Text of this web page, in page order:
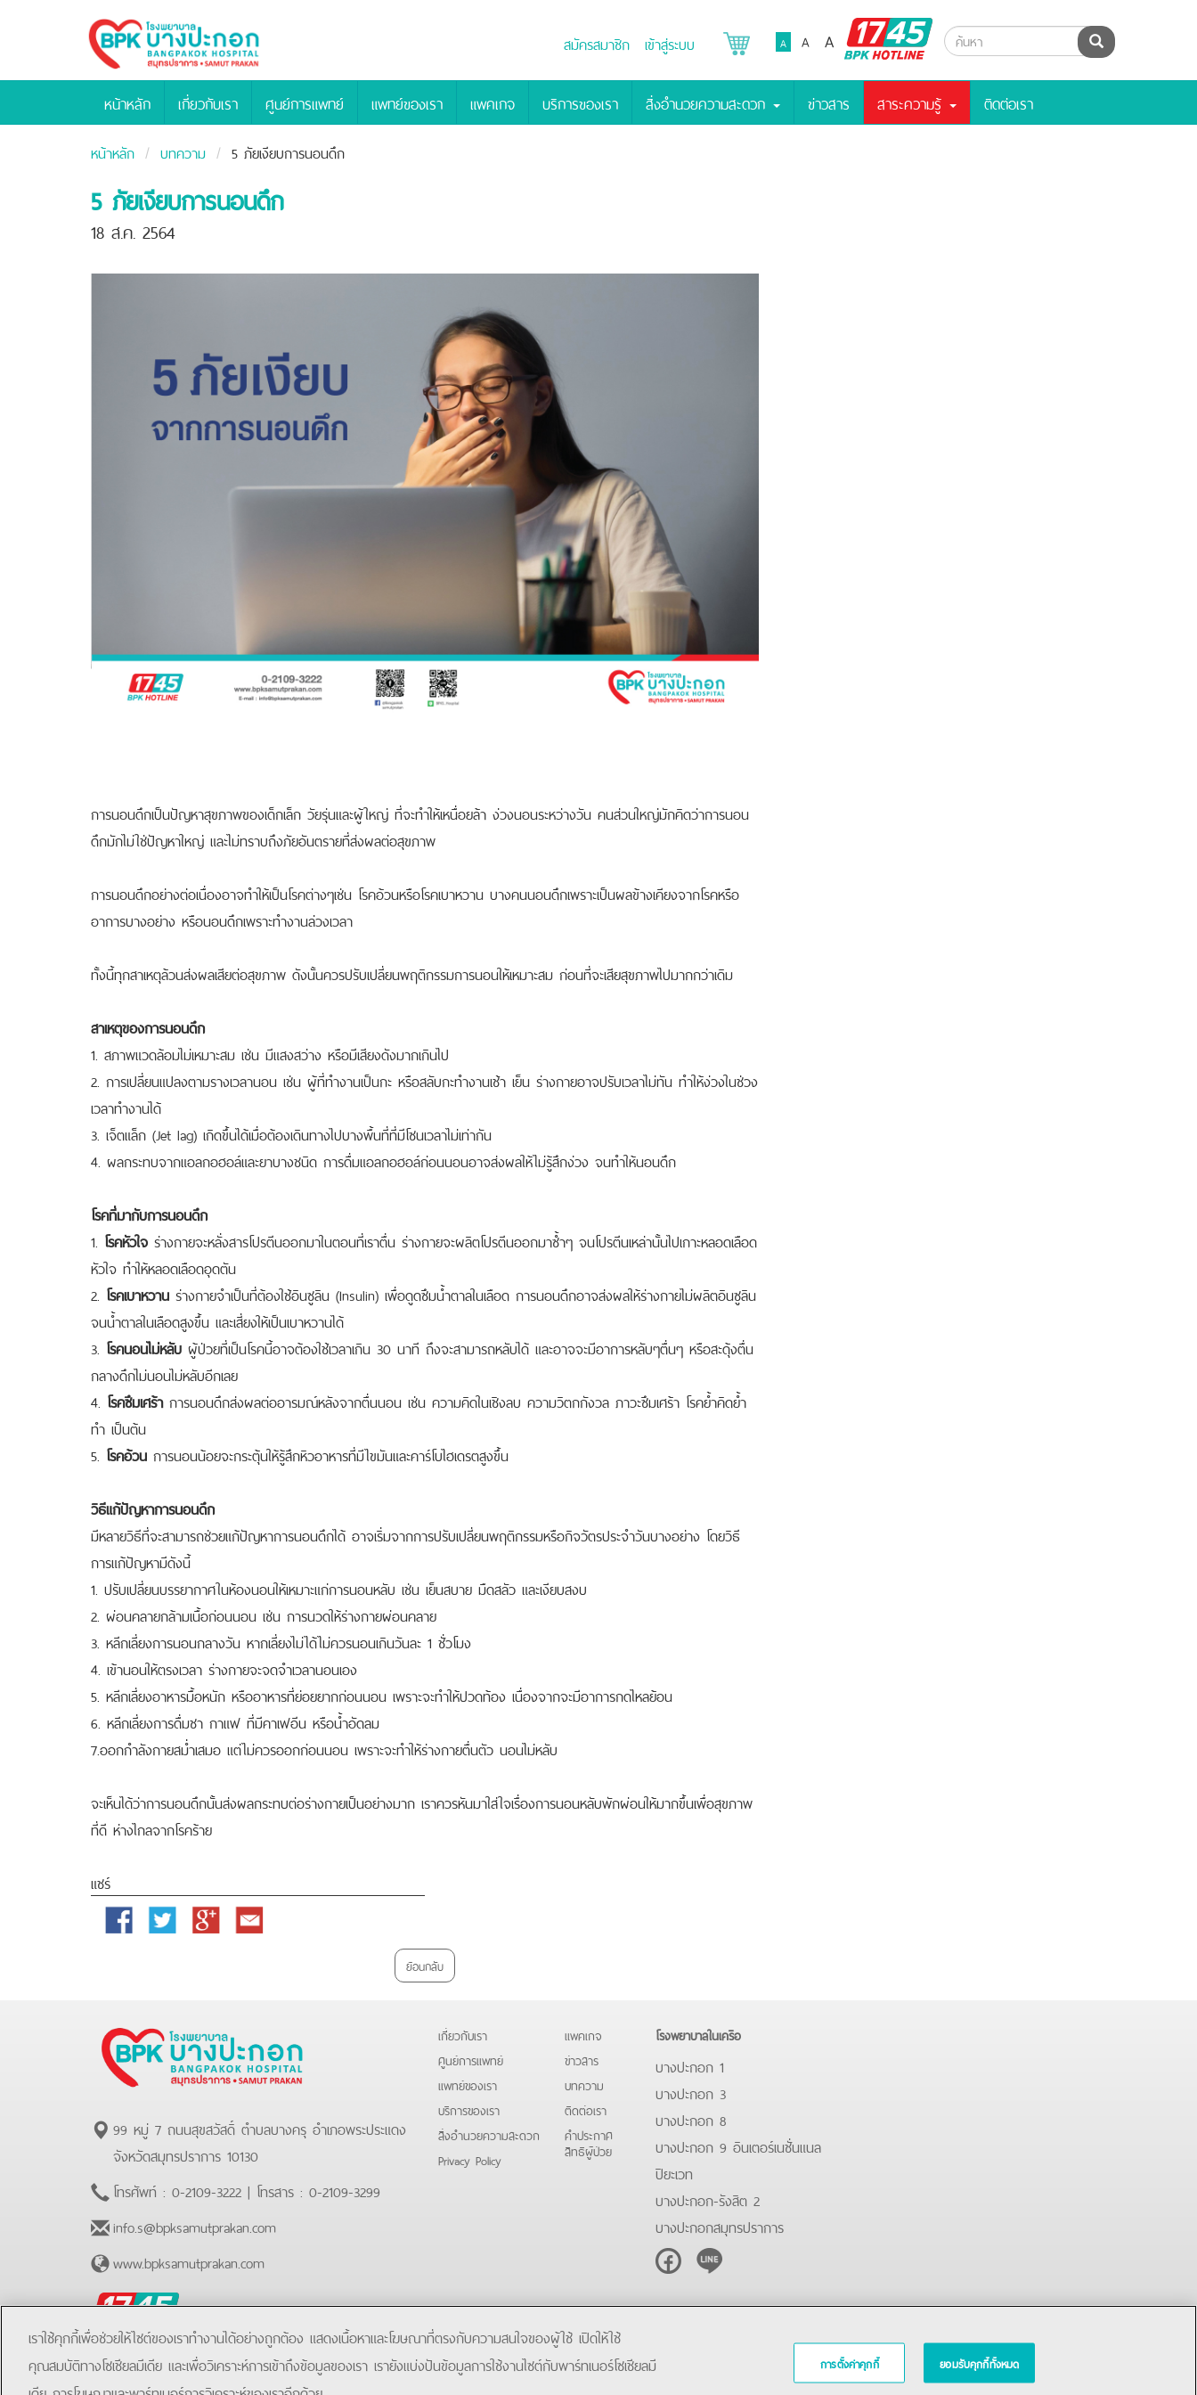
Bangpakok
Hospital
สมัครสมาชิก เข้าสู่ระบบ A A A
BPK
Hotline
ค้นหา
หน้าหลัก เกี่ยวกับเรา ศูนย์การแพทย์ แพทย์ของเรา แพคเกจ บริการของเรา สิ่งอำนวยความสะดวก ข่าวสาร สาระความรู้ ติดต่อเรา
หน้าหลัก บทความ 5 ภัยเงียบการนอนดึก
5 ภัยเงียบการนอนดึก
18 ส.ค. 2564
การนอนดึกเป็นปัญหาสุขภาพของเด็กเล็ก วัยรุ่นและผู้ใหญ่ ที่จะทำให้เหนื่อยล้า ง่วงนอนระหว่างวัน คนส่วนใหญ่มักคิดว่าการนอน
ดึกมักไม่ใช่ปัญหาใหญ่ และไม่ทราบถึงภัยอันตรายที่ส่งผลต่อสุขภาพ
การนอนดึกอย่างต่อเนื่องอาจทำให้เป็นโรคต่างๆเช่น โรคอ้วนหรือโรคเบาหวาน บางคนนอนดึกเพราะเป็นผลข้างเคียงจากโรคหรือ
อาการบางอย่าง หรือนอนดึกเพราะทำงานล่วงเวลา
ทั้งนี้ทุกสาเหตุล้วนส่งผลเสียต่อสุขภาพ ดังนั้นควรปรับเปลี่ยนพฤติกรรมการนอนให้เหมาะสม ก่อนที่จะเสียสุขภาพไปมากกว่าเดิม
สาเหตุของการนอนดึก
1. สภาพแวดล้อมไม่เหมาะสม เช่น มีแสงสว่าง หรือมีเสียงดังมากเกินไป
2. การเปลี่ยนแปลงตามรางเวลานอน เช่น ผู้ที่ทำงานเป็นกะ หรือสลับกะทำงานเช้า เย็น ร่างกายอาจปรับเวลาไม่ทัน ทำให้ง่วงในช่วง
เวลาทำงานได้
3. เจ็ตแล็ก (Jet lag) เกิดขึ้นได้เมื่อต้องเดินทางไปบางพื้นที่ที่มีโซนเวลาไม่เท่ากัน
4. ผลกระทบจากแอลกอฮอล์และยาบางชนิด การดื่มแอลกอฮอล์ก่อนนอนอาจส่งผลให้ไม่รู้สึกง่วง จนทำให้นอนดึก
โรคที่มากับการนอนดึก
1. โรคหัวใจ ร่างกายจะหลั่งสารโปรตีนออกมาในตอนที่เราตื่น ร่างกายจะผลิตโปรตีนออกมาซ้ำๆ จนโปรตีนเหล่านั้นไปเกาะหลอดเลือด
หัวใจ ทำให้หลอดเลือดอุดตัน
2. โรคเบาหวาน ร่างกายจำเป็นที่ต้องใช้อินซูลิน (Insulin) เพื่อดูดซึมน้ำตาลในเลือด การนอนดึกอาจส่งผลให้ร่างกายไม่ผลิตอินซูลิน
จนน้ำตาลในเลือดสูงขึ้น และเสี่ยงให้เป็นเบาหวานได้
3. โรคนอนไม่หลับ ผู้ป่วยที่เป็นโรคนี้อาจต้องใช้เวลาเกิน 30 นาที ถึงจะสามารถหลับได้ และอาจจะมีอาการหลับๆตื่นๆ หรือสะดุ้งตื่น
กลางดึกไม่นอนไม่หลับอีกเลย
4. โรคซึมเศร้าการนอนดึกส่งผลต่ออารมณ์หลังจากตื่นนอน เช่น ความคิดในเชิงลบ ความวิตกกังวล ภาวะซึมเศร้า โรคย้ำคิดย้ำ
ทำ เป็นต้น
5. โรคอ้วน การนอนน้อยจะกระตุ้นให้รู้สึกหิวอาหารที่มีไขมันและคาร์โบไฮเดรตสูงขึ้น
วิธีแก้ปัญหาการนอนดึก
มีหลายวิธีที่จะสามารถช่วยแก้ปัญหาการนอนดึกได้ อาจเริ่มจากการปรับเปลี่ยนพฤติกรรมหรือกิจวัตรประจำวันบางอย่าง โดยวิธี
การแก้ปัญหามีดังนี้
1. ปรับเปลี่ยนบรรยากาศในห้องนอนให้เหมาะแก่การนอนหลับ เช่น เย็นสบาย มืดสลัว และเงียบสงบ
2. ผ่อนคลายกล้ามเนื้อก่อนนอน เช่น การนวดให้ร่างกายผ่อนคลาย
3. หลีกเลี่ยงการนอนกลางวัน หากเลี่ยงไม่ได้ไม่ควรนอนเกินวันละ 1 ชั่วโมง
4. เข้านอนให้ตรงเวลา ร่างกายจะจดจำเวลานอนเอง
5. หลีกเลี่ยงอาหารมื้อหนัก หรืออาหารที่ย่อยยากก่อนนอน เพราะจะทำให้ปวดท้อง เนื่องจากจะมีอาการกดไหลย้อน
6. หลีกเลี่ยงการดื่มชา กาแฟ ที่มีคาเฟอีน หรือน้ำอัดลม
7.ออกกำลังกายสม่ำเสมอ แต่ไม่ควรออกก่อนนอน เพราะจะทำให้ร่างกายตื่นตัว นอนไม่หลับ
จะเห็นได้ว่าการนอนดึกนั้นส่งผลกระทบต่อร่างกายเป็นอย่างมาก เราควรหันมาใส่ใจเรื่องการนอนหลับพักผ่อนให้มากขึ้นเพื่อสุขภาพ
ที่ดี ห่างไกลจากโรคร้าย
แชร์
Facebook Twitter
Google
Email
ย้อนกลับ
99 หมู่ 7 ถนนสุขสวัสดิ์ ตำบลบางครุ อำเภอพระประแดง
จังหวัดสมุทรปราการ 10130
โทรศัพท์ : 0-2109-3222 | โทรสาร : 0-2109-3299
info.s@bpksamutprakan.com
www.bpksamutprakan.com
BPK
Hotline
เกี่ยวกับเรา
ศูนย์การแพทย์
แพทย์ของเรา
บริการของเรา
สิ่งอำนวยความสะดวก
Privacy Policy
แพคเกจ
ข่าวสาร
บทความ
ติดต่อเรา
คําประกาศ
สิทธิผู้ป่วย
โรงพยาบาลในเครือ
บางปะกอก 1
บางปะกอก 3
บางปะกอก 8
บางปะกอก 9 อินเตอร์เนชั่นแนล
ปิยะเวท
บางปะกอก-รังสิต 2
บางปะกอกสมุทรปราการ
FacebookLine
เราใช้คุกกี้เพื่อช่วยให้ไซต์ของเราทำงานได้อย่างถูกต้อง แสดงเนื้อหาและโฆษณาที่ตรงกับความสนใจของผู้ใช้ เปิดให้ใช้
คุณสมบัติทางโซเชียลมีเดีย และเพื่อวิเคราะห์การเข้าถึงข้อมูลของเรา เรายังแบ่งปันข้อมูลการใช้งานไซต์กับพาร์ทเนอร์โซเชียลมี
การตั้งค่าคุกกี้ ยอมรับคุกกี้ทั้งหมด